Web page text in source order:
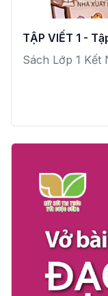
TẬP VIẾT 1 -
Sách Lớp 1 Kết